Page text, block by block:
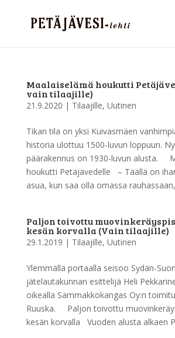
Maalaiselämä houkutti
vain tilaajille)
21.9.2020 | Tilaajille, Uutinen
Tikan tila on yksi Kuivasmäen
historia ulottuu 1500-luvun loppuun.
päärakennus on 1930-luvun alusta.
houkutti Petäjävedelle – Täällä on
asua, kun saa olla omassa
Paljon toivottu
kesän korvalla (Vain tilaajille)
29.1.2019 | Tilaajille, Uutinen
Ylemmällä portaalla seisoo Sydän-
jätelautakunnan esittelijä Heli
oikealla Sammakkokangas Oy:n
Ruuska. Paljon toivottu
kesän korvalla Vuoden alusta alkaen